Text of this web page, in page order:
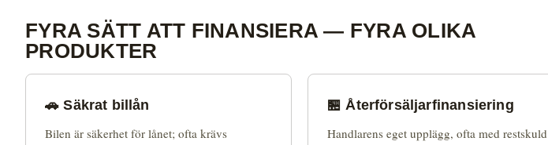
FYRA SÄTT ATT FINANSIERA — FYRA OLIKA
PRODUKTER
🚗 Säkrat billån
Bilen är säkerhet för lånet; ofta krävs
🏪 Återförsäljarfinansiering
Handlarens eget upplägg, ofta med restskuld